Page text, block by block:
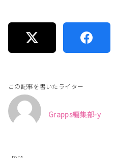
この記事を書いたライター
Grapps編集部-y